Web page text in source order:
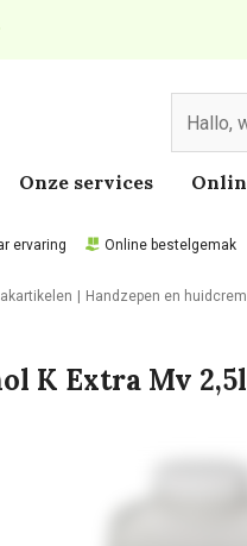
Onze services
ervaring Online bestelgemak
Handzepen en
K Extra Mv